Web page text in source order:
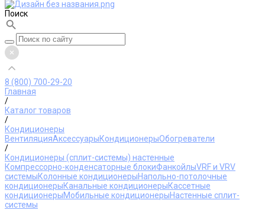
Поиск
8 (800) 700-29-20
Главная
/
Каталог товаров
/
Кондиционеры
ВентиляцияАксессуарыКондиционерыОбогреватели
/
Кондиционеры (сплит-системы) настенные
Компрессорно-конденсаторные блокиФанкойлыVRF и VRV
системыКолонные кондиционерыНапольно-потолочные
кондиционерыКанальные кондиционерыКассетные
кондиционерыМобильные кондиционерыНастенные сплит-
системы